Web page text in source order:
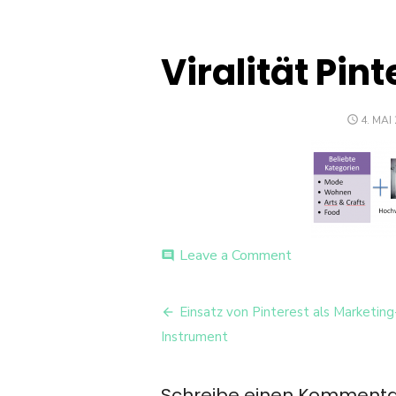
Viralität
4. MAI
comment Leave a Commenton
Beitrags-
Navigation
Einsatz von Pinterest als
Instrument